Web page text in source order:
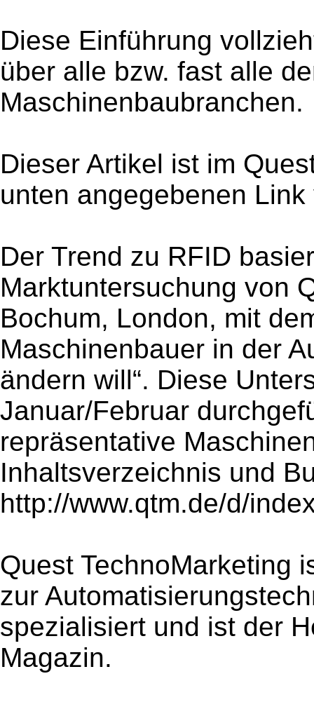
Diese Einführung
über alle bzw. fast alle
Maschinenbaubranchen.
Dieser Artikel ist im
unten angegebenen
Der Trend zu RFID
Marktuntersuchung von
Bochum, London, mit
Maschinenbauer in der
ändern will“. Diese
Januar/Februar
repräsentative
Inhaltsverzeichnis und
http://www.qtm.de/d/
Quest TechnoMarketing
zur
spezialisiert und ist der
Magazin.